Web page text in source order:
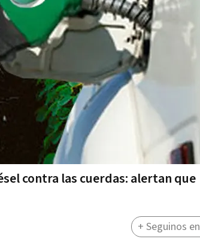
contra las cuerdas: alertan que
+ Seguinos en